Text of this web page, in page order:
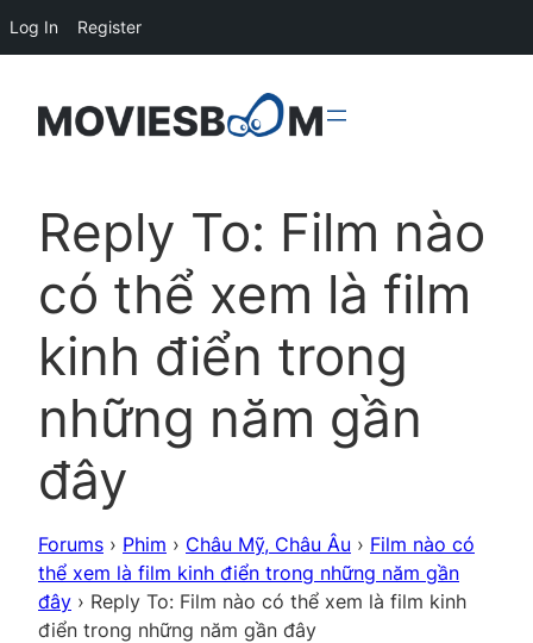
Reply To: Film nào
có thể xem là film
kinh điển trong
những năm gần
đây
Forums › Phim › Châu Mỹ, Châu Âu › Film nào có
thể xem là film kinh điển trong những năm gần
đây › Reply To: Film nào có thể xem là film kinh
điển trong những năm gần đây
Log In Register